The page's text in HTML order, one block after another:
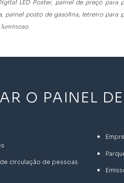
LED Poster, painel de preço para
painel posto de gasolina, letreiro
luminoso.
O PAINEL
circulação de pessoas